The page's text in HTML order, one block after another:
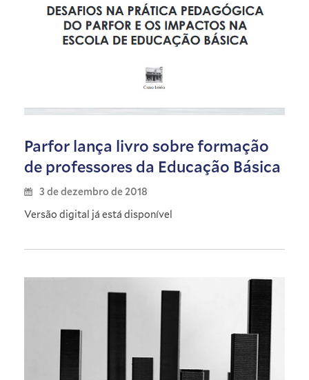
Parfor lança livro sobre formação
de professores da Educação Básica
3 de dezembro de 2018
Versão digital já está disponível